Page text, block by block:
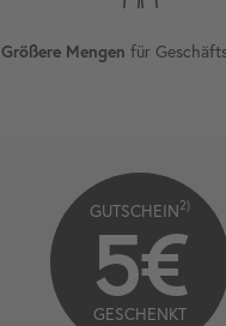
Größere Mengen für
GUTSCHEIN2)
5€
GESCHENKT